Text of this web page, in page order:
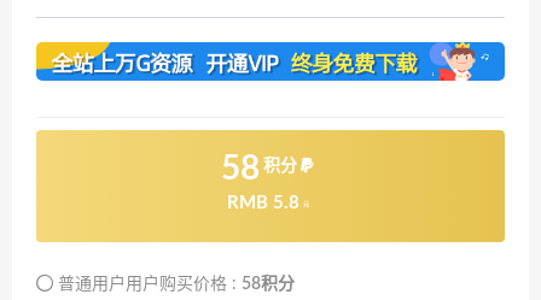
58 积分
RMB 5.8 元
普通用户用户购买价格 : 58积分